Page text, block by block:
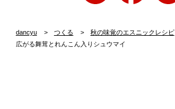
dancyu つくる 秋の味覚のエスニックレシピ
広がる舞茸とれんこん入りシュウマイ